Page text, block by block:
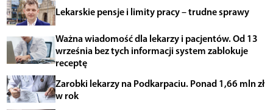
Lekarskie pensje i limity pracy – trudne sprawy
Ważna wiadomość dla lekarzy i pacjentów. Od 13
września bez tych informacji system zablokuje
receptę
Zarobki lekarzy na Podkarpaciu. Ponad 1,66 mln zł
w rok